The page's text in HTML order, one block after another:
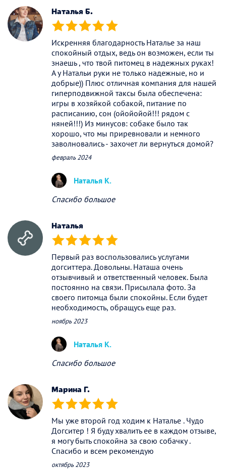
Наталья Б.
(*) (*) (*) (*) (*)
Искренняя благодарность Наталье за наш
спокойный отдых, ведь он возможен, если ты
знаешь , что твой питомец в надежных руках!
А у Натальи руки не только надежные, но и
добрые)) Плюс отличная компания для нашей
гиперподвижной таксы была обеспечена:
игры в хозяйкой собакой, питание по
расписанию, сон (ойойойой!!! рядом с
няней!!!) Из минусов: собаке было так
хорошо, что мы приревновали и немного
заволновались - захочет ли вернуться домой?
февраль 2024
Наталья К.
Спасибо большое
Наталья
(*) (*) (*) (*) (*)
Первый раз воспользовались услугами
догситтера. Довольны. Наташа очень
отзывчивый и ответственный человек. Была
постоянно на связи. Присылала фото. За
своего питомца были спокойны. Если будет
необходимость, обращусь еще раз.
ноябрь 2023
Наталья К.
Спасибо большое
Марина Г.
(*) (*) (*) (*) (*)
Мы уже второй год ходим к Наталье . Чудо
Догситер ! Я буду хвалить ее в каждом отзыве,
я могу быть спокойна за свою собачку .
Спасибо и всем рекомендую
октябрь 2023